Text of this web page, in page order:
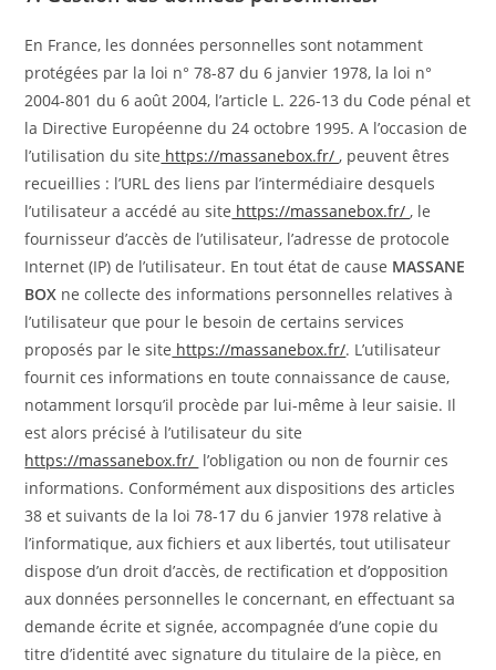
En France, les données personnelles sont notamment
protégées par la loi n° 78-87 du 6 janvier 1978, la loi n°
2004-801 du 6 août 2004, l’article L. 226-13 du Code pénal et
la Directive Européenne du 24 octobre 1995. A l’occasion de
l’utilisation du site https://massanebox.fr/, peuvent êtres
recueillies : l’URL des liens par l’intermédiaire desquels
l’utilisateur a accédé au site https://massanebox.fr/, le
fournisseur d’accès de l’utilisateur, l’adresse de protocole
Internet (IP) de l’utilisateur. En tout état de cause MASSANE
BOX ne collecte des informations personnelles relatives à
l’utilisateur que pour le besoin de certains services
proposés par le site https://massanebox.fr/. L’utilisateur
fournit ces informations en toute connaissance de cause,
notamment lorsqu’il procède par lui-même à leur saisie. Il
est alors précisé à l’utilisateur du site
https://massanebox.fr/ l’obligation ou non de fournir ces
informations. Conformément aux dispositions des articles
38 et suivants de la loi 78-17 du 6 janvier 1978 relative à
l’informatique, aux fichiers et aux libertés, tout utilisateur
dispose d’un droit d’accès, de rectification et d’opposition
aux données personnelles le concernant, en effectuant sa
demande écrite et signée, accompagnée d’une copie du
titre d’identité avec signature du titulaire de la pièce, en